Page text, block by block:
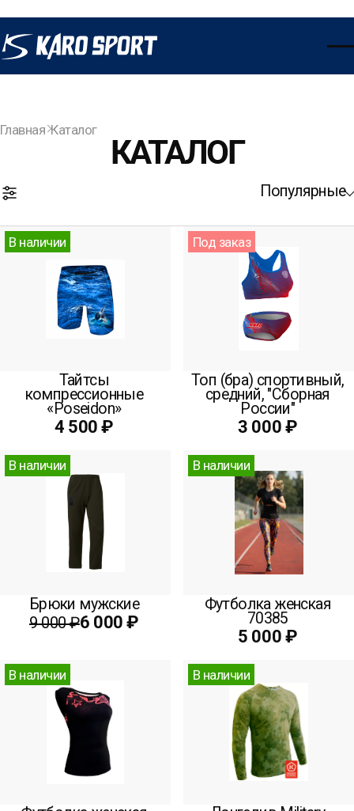
Главная Каталог
КАТАЛОГ
Открыть фильтры
Популярные
В наличии
Тайтсы
компрессионные
«Poseidon»
4 500 ₽
Под заказ
Топ (бра) спортивный,
средний, "Сборная
России"
3 000 ₽
В наличии
Брюки мужские
9 000 ₽6 000 ₽
В наличии
Футболка женская
70385
5 000 ₽
В наличии В наличии